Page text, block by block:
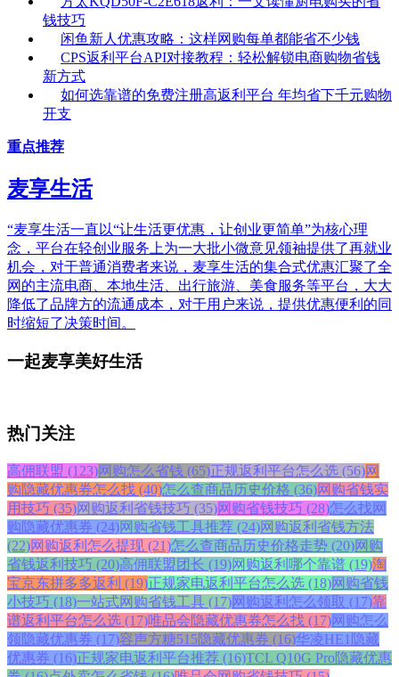
钱技巧
闲鱼新人优惠攻略：这样网购每单都能省不少钱
CPS返利平台API对接教程：轻松解锁电商购物省钱
新方式
如何选靠谱的免费注册高返利平台 年均省下千元购物
开支
重点推荐
麦享生活
“麦享生活一直以“让生活更优惠，让创业更简单”为核心理
念，平台在轻创业服务上为一大批小微意见领袖提供了再就业
机会，对于普通消费者来说，麦享生活的集合式优惠汇聚了全
网的主流电商、本地生活、出行旅游、美食服务等平台，大大
降低了品牌方的流通成本，对于用户来说，提供优惠便利的同
时缩短了决策时间。
一起麦享美好生活
热门关注
高佣联盟 (123)网购怎么省钱 (65)正规返利平台怎么选 (56)网
购隐藏优惠券怎么找 (40)怎么查商品历史价格 (36)网购省钱实
用技巧 (35)网购返利省钱技巧 (35)网购省钱技巧 (28)怎么找网
购隐藏优惠券 (24)网购省钱工具推荐 (24)网购返利省钱方法
(22)网购返利怎么提现 (21)怎么查商品历史价格走势 (20)网购
省钱返利技巧 (20)高佣联盟团长 (19)网购返利哪个靠谱 (19)淘
宝京东拼多多返利 (19)正规家电返利平台怎么选 (18)网购省钱
小技巧 (18)一站式网购省钱工具 (17)网购返利怎么领取 (17)靠
谱返利平台怎么选 (17)唯品会隐藏优惠券怎么找 (17)网购怎么
领隐藏优惠券 (17)容声方糖515隐藏优惠券 (16)华凌HE1隐藏
优惠券 (16)正规家电返利平台推荐 (16)TCL Q10G Pro隐藏优惠